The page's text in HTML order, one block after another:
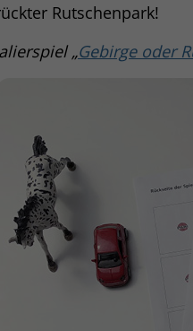
Rutschenpark!
„Gebirge oder